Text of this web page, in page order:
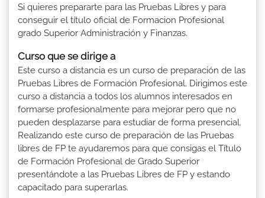
Si quieres prepararte para las Pruebas Libres y para
conseguir el título oficial de Formacion Profesional
grado Superior Administración y Finanzas.
Curso que se dirige a
Este curso a distancia es un curso de preparación de las
Pruebas Libres de Formación Profesional. Dirigimos este
curso a distancia a todos los alumnos interesados en
formarse profesionalmente para mejorar pero que no
pueden desplazarse para estudiar de forma presencial.
Realizando este curso de preparación de las Pruebas
libres de FP te ayudaremos para que consigas el Título
de Formación Profesional de Grado Superior
presentándote a las Pruebas Libres de FP y estando
capacitado para superarlas.